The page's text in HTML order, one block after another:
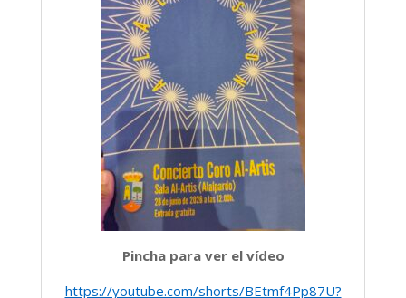
Pincha para ver el vídeo
https://youtube.com/shorts/BEtmf4Pp87U?